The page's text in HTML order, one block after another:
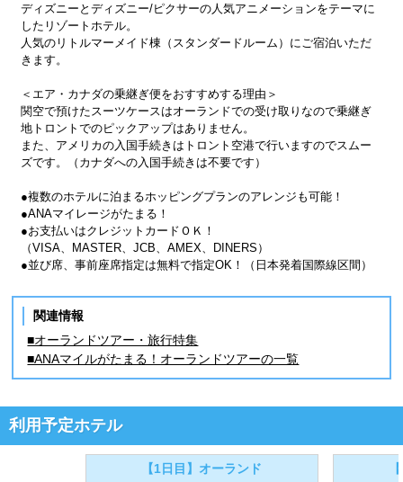
ディズニーとディズニー/ピクサーの人気アニメーションをテーマに
したリゾートホテル。
人気のリトルマーメイド棟（スタンダードルーム）にご宿泊いただ
きます。
＜エア・カナダの乗継ぎ便をおすすめする理由＞
関空で預けたスーツケースはオーランドでの受け取りなので乗継ぎ
地トロントでのピックアップはありません。
また、アメリカの入国手続きはトロント空港で行いますのでスムー
ズです。（カナダへの入国手続きは不要です）
●複数のホテルに泊まるホッピングプランのアレンジも可能！
●ANAマイレージがたまる！
●お支払いはクレジットカードＯＫ！
（VISA、MASTER、JCB、AMEX、DINERS）
●並び席、事前座席指定は無料で指定OK！（日本発着国際線区間）
関連情報
■オーランドツアー・旅行特集
■ANAマイルがたまる！オーランドツアーの一覧
利用予定ホテル
【1日目】オーランド